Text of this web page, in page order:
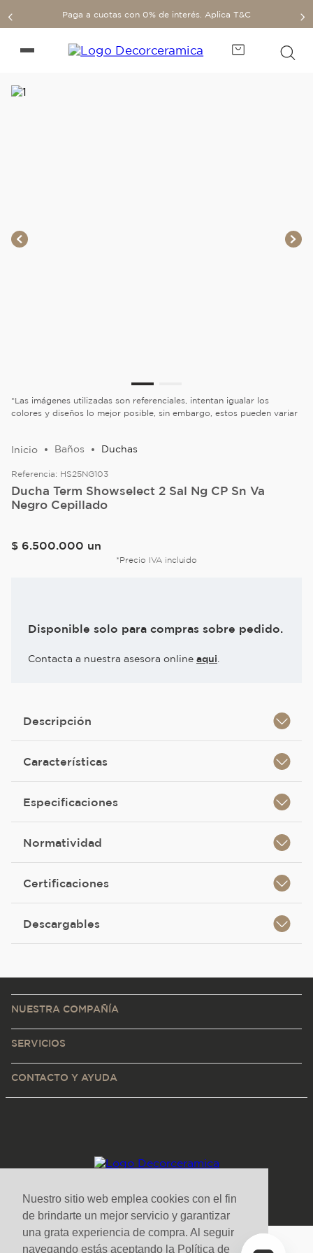
Nuestro sitio web emplea cookies con el fin
de brindarte un mejor servicio y garantizar
una grata experiencia de compra. Al seguir
navegando estás aceptando la Política de
Paga a cuotas con 0% de interés. Aplica T&C
*Las imágenes utilizadas son referenciales, intentan igualar los
colores y diseños lo mejor posible, sin embargo, estos pueden variar
Baños Duchas
Referencia: HS25NG103
Ducha Term Showselect 2 Sal Ng CP Sn Va
Negro Cepillado
$ 6.500.000 un
*Precio IVA incluido
Disponible solo para compras sobre pedido.
Contacta a nuestra asesora online aqui
Descripción
Características
Especificaciones
Normatividad
Certificaciones
Descargables
NUESTRA COMPAÑÍA
SERVICIOS
CONTACTO Y AYUDA